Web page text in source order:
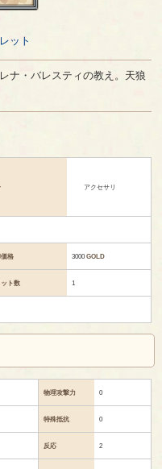
ット
ナ・バレスティの教え。天狼
アクセサリ
格 3000GOLD
ット数 1
物理攻撃力 0
特殊抵抗 0
反応 2